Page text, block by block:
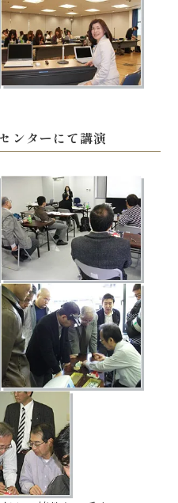
ンターにて講演